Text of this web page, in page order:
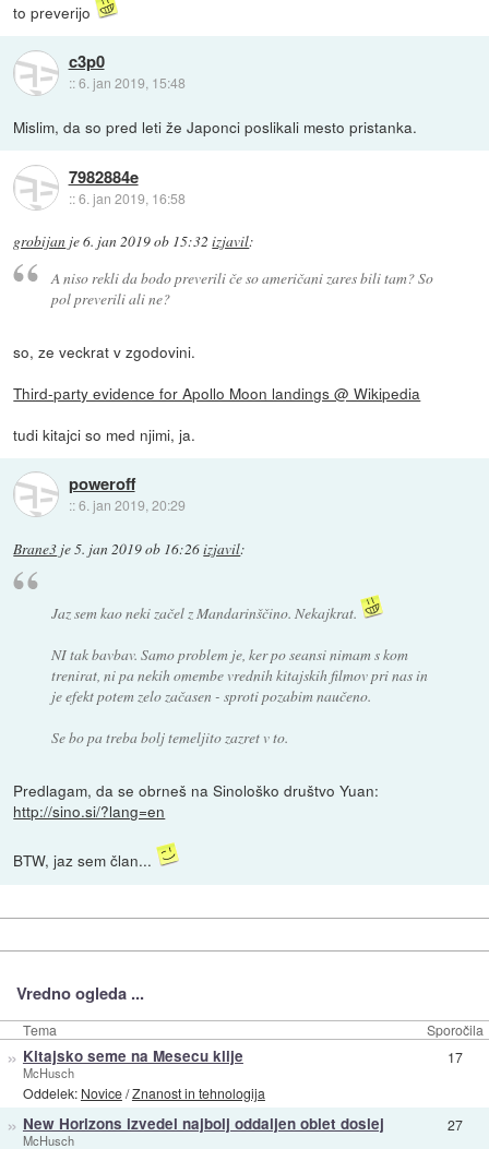
to preverijo
c3p0
::6. jan 2019, 15:48
Mislim, da so pred leti že Japonci poslikali mesto pristanka.
7982884e
::6. jan 2019, 16:58
grobijan je6. jan 2019 ob 15:32 izjavil:
A niso rekli da bodo preverili če so američani zares bili tam? So
pol preverili ali ne?
so, ze veckrat v zgodovini.
Third-party evidence for Apollo Moon landings @ Wikipedia
tudi kitajci so med njimi, ja.
poweroff
::6. jan 2019, 20:29
Brane3 je5. jan 2019 ob 16:26izjavil:
Jaz sem kao neki začel z Mandarinščino. Nekajkrat.
NI tak bavbav. Samo problem je, ker po seansi nimam s kom
trenirat, ni pa nekih omembe vrednih kitajskih filmov pri nas in
je efekt potem zelo začasen - sproti pozabim naučeno.
Se bo pa treba bolj temeljito zazret v to.
Predlagam, da se obrneš na Sinološko društvo Yuan:
http://sino.si/?lang=en
BTW, jaz sem član...
Vredno ogleda ...
Tema Sporočila
» Kitajsko seme na Mesecu klije
McHusch
Oddelek: Novice/Znanost in tehnologija
17
» New Horizons izvedel najbolj oddaljen oblet doslej
McHusch
27